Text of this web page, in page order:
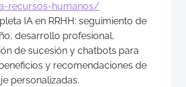
recursos-humanos/
IA en RRHH: seguimiento de
desarrollo profesional,
de sucesión y chatbots para
y recomendaciones de
personalizadas.